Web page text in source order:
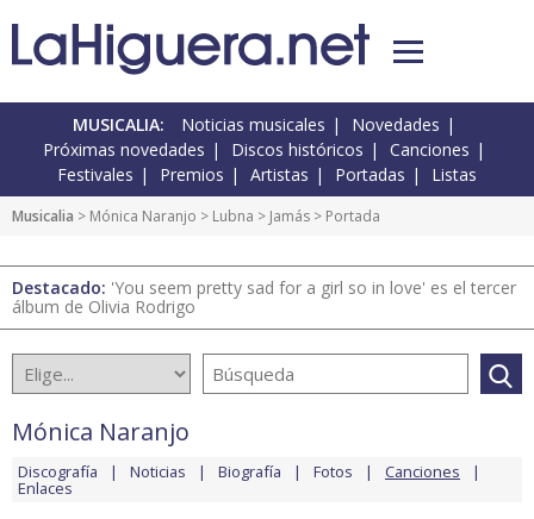
MUSICALIA: Noticias musicales
Novedades
Próximas novedades
Discos históricos
Canciones
Festivales
Premios Artistas Portadas Listas
Musicalia > Mónica Naranjo > Lubna > Jamás > Portada
Destacado: 'You seem pretty sad for a girl so in love' es el tercer
álbum de Olivia Rodrigo
Mónica Naranjo
Discografía Noticias Biografía Fotos Canciones
Enlaces